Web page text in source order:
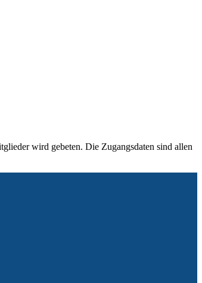
wird gebeten. Die Zugangsdaten sind allen